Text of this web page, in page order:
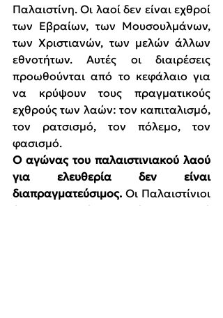
Παλαιστίνη. Οι λαοί δεν είναι εχθροί
των Εβραίων, των Μουσουλμάνων,
των Χριστιανών, των μελών άλλων
εθνοτήτων. Αυτές οι διαιρέσεις
προωθούνται από το κεφάλαιο για
να κρύψουν τους πραγματικούς
εχθρούς των λαών: τον καπιταλισμό,
τον ρατσισμό, τον πόλεμο, τον
φασισμό.
Ο αγώνας του παλαιστινιακού λαού
για ελευθερία δεν είναι
διαπραγματεύσιμος. Οι Παλαιστίνιοι
έχουν το δικαίωμα να έχουν το δικό